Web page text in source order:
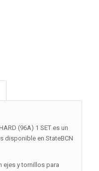
(96A) 1 SET es un
disponible en StateBCN
ejes y tornillos para